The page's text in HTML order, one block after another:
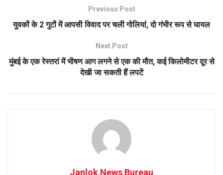
Previous Post
युवकों के 2 गुटों में आपसी विवाद पर चली गोलियां, दो गंभीर रूप से घायल
Next Post
मुंबई के एक रेस्तरां में भीषण आग लगने से एक की मौत, कई किलोमीटर दूर से
देखी जा सकती हैं लपटें
Janlok News Bureau